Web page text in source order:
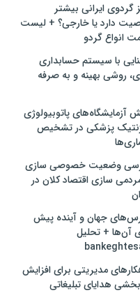
گردوی ایرانی بیشتر
دارد یا خارجی؟ + لیست
انواع گردو
با سیستم حسابداری
روشی بهینه و به صرفه
آزمایشگاه‌های پاتوبیولوژی
پزشکی در تشخیص
وضعیت خصوصی سازی
سازی اقتصاد کلان در
جهان و آینده پیش
آن‌ها + تحلیل
مدیریتی برای افزایش
هدایای تبلیغاتی